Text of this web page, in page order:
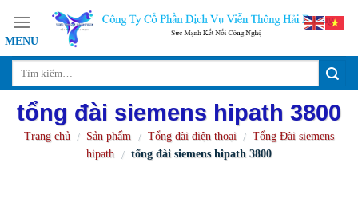
content
tổng đài siemens hipath 3800
Trang chủ / Sản phẩm / Tổng đài điện thoại / Tổng Đài siemens
hipath / tổng đài siemens hipath 3800